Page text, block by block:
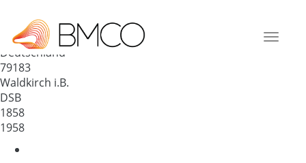
Toggle
Waldkirch
Deutschland
79183
Waldkirch i.B.
DSB
1858
1958